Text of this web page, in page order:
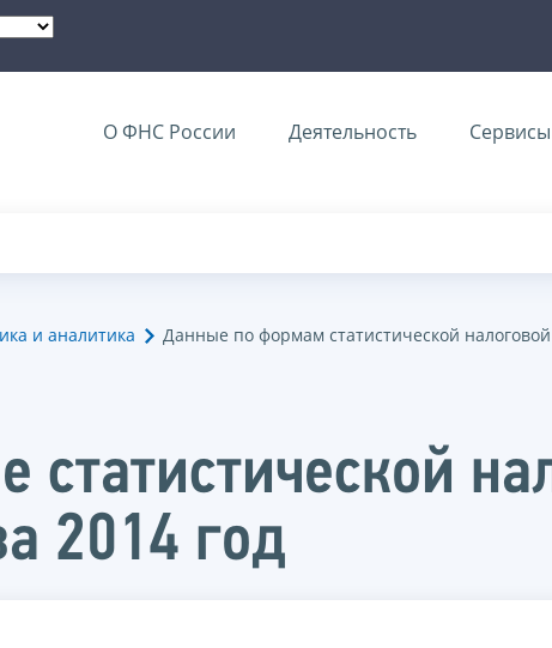
О ФНС России Деятельность Сервисы
и аналитика Данные по формам статистической налоговой
2014 год